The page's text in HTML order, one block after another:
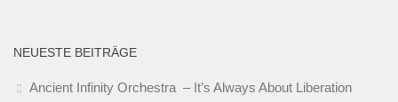
NEUESTE BEITRÄGE
Ancient Infinity Orchestra – It’s Always About Liberation